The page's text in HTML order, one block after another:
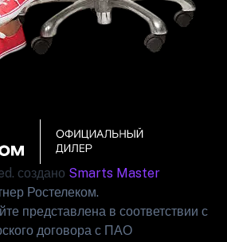
создано Smarts Master
Ростелеком.
представлена в соответствии с
договора с ПАО